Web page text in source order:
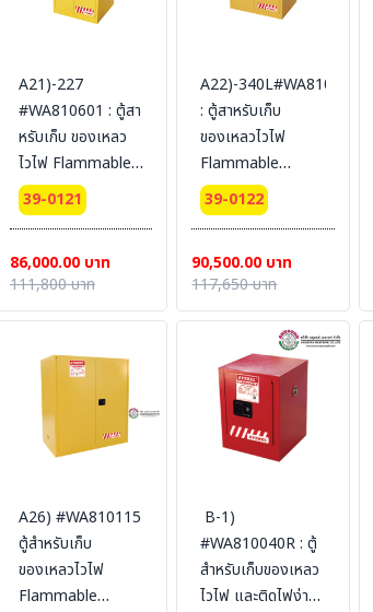
A21)-227
#WA810601 : ตู้สา
หรับเก็บ ของเหลว
ไวไฟ Flammable
Cabinets 227 L 2
door (self-close)
Ext dimension
165x86x86
SYSBEL (ไม่รวม
39-0121
86,000.00 บาท
111,800 บาท
A22)-340L#WA810861
: ตู้สาหรับเก็บ
ของเหลวไวไฟ
Flammable
Cabinets 340 L 2
door (self-close)
Ext dimension
165x109x86
SYSBEL (ไม่รวม
39-0122
90,500.00 บาท
117,650 บาท
A26) #WA810115
ตู้สำหรับเก็บ
ของเหลวไวไฟ
Flammable
B-1)
#WA810040R : ตู้
สำหรับเก็บของเหลว
ไวไฟ และติดไฟง่าย